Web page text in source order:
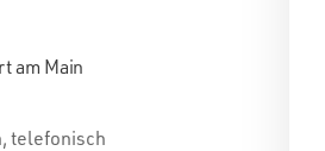
am Main
telefonisch